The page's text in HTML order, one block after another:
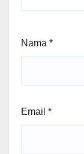
Nama *
Email *